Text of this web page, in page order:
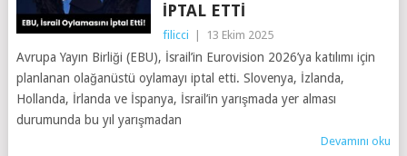
İPTAL ETTI
filicci 13 Ekim 2025
Avrupa Yayın Birliği (EBU), İsrail’in Eurovision 2026’ya katılımı için
planlanan olağanüstü oylamayı iptal etti. Slovenya, İzlanda,
Hollanda, İrlanda ve İspanya, İsrail’in yarışmada yer alması
durumunda bu yıl yarışmadan
Devamını oku